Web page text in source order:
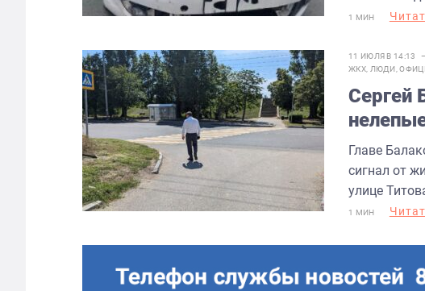
1 МИН
11 ИЮЛЯ В 14:13
ЖКХ, ЛЮДИ ,
Сергей
Главе
сигнал от
улице
1 МИН